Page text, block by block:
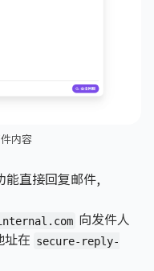
内容
能直接回复邮件,
向发件人
址在 secure-reply-